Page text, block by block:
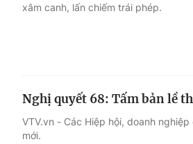
xâm canh, lấn chiếm trái phép.
Nghị quyết 68: Tấm bản lề
VTV.vn - Các Hiệp hội, doanh
mới.